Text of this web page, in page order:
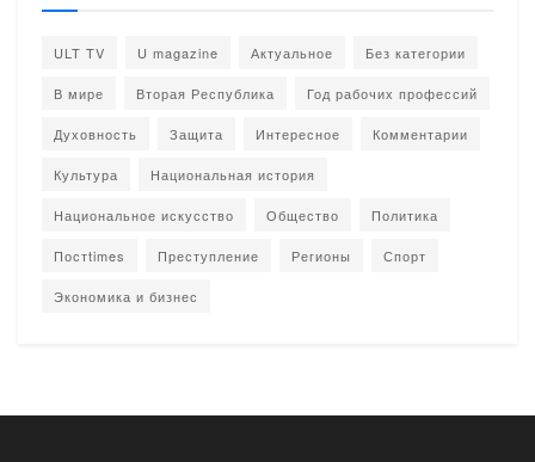
ULT TV U magazine Актуальное Без категории
В мире Вторая Республика Год рабочих профессий
Духовность Защита Интересное Комментарии
Культура Национальная история
Национальное искусство Общество Политика
Постtimes Преступление Регионы Спорт
Экономика и бизнес